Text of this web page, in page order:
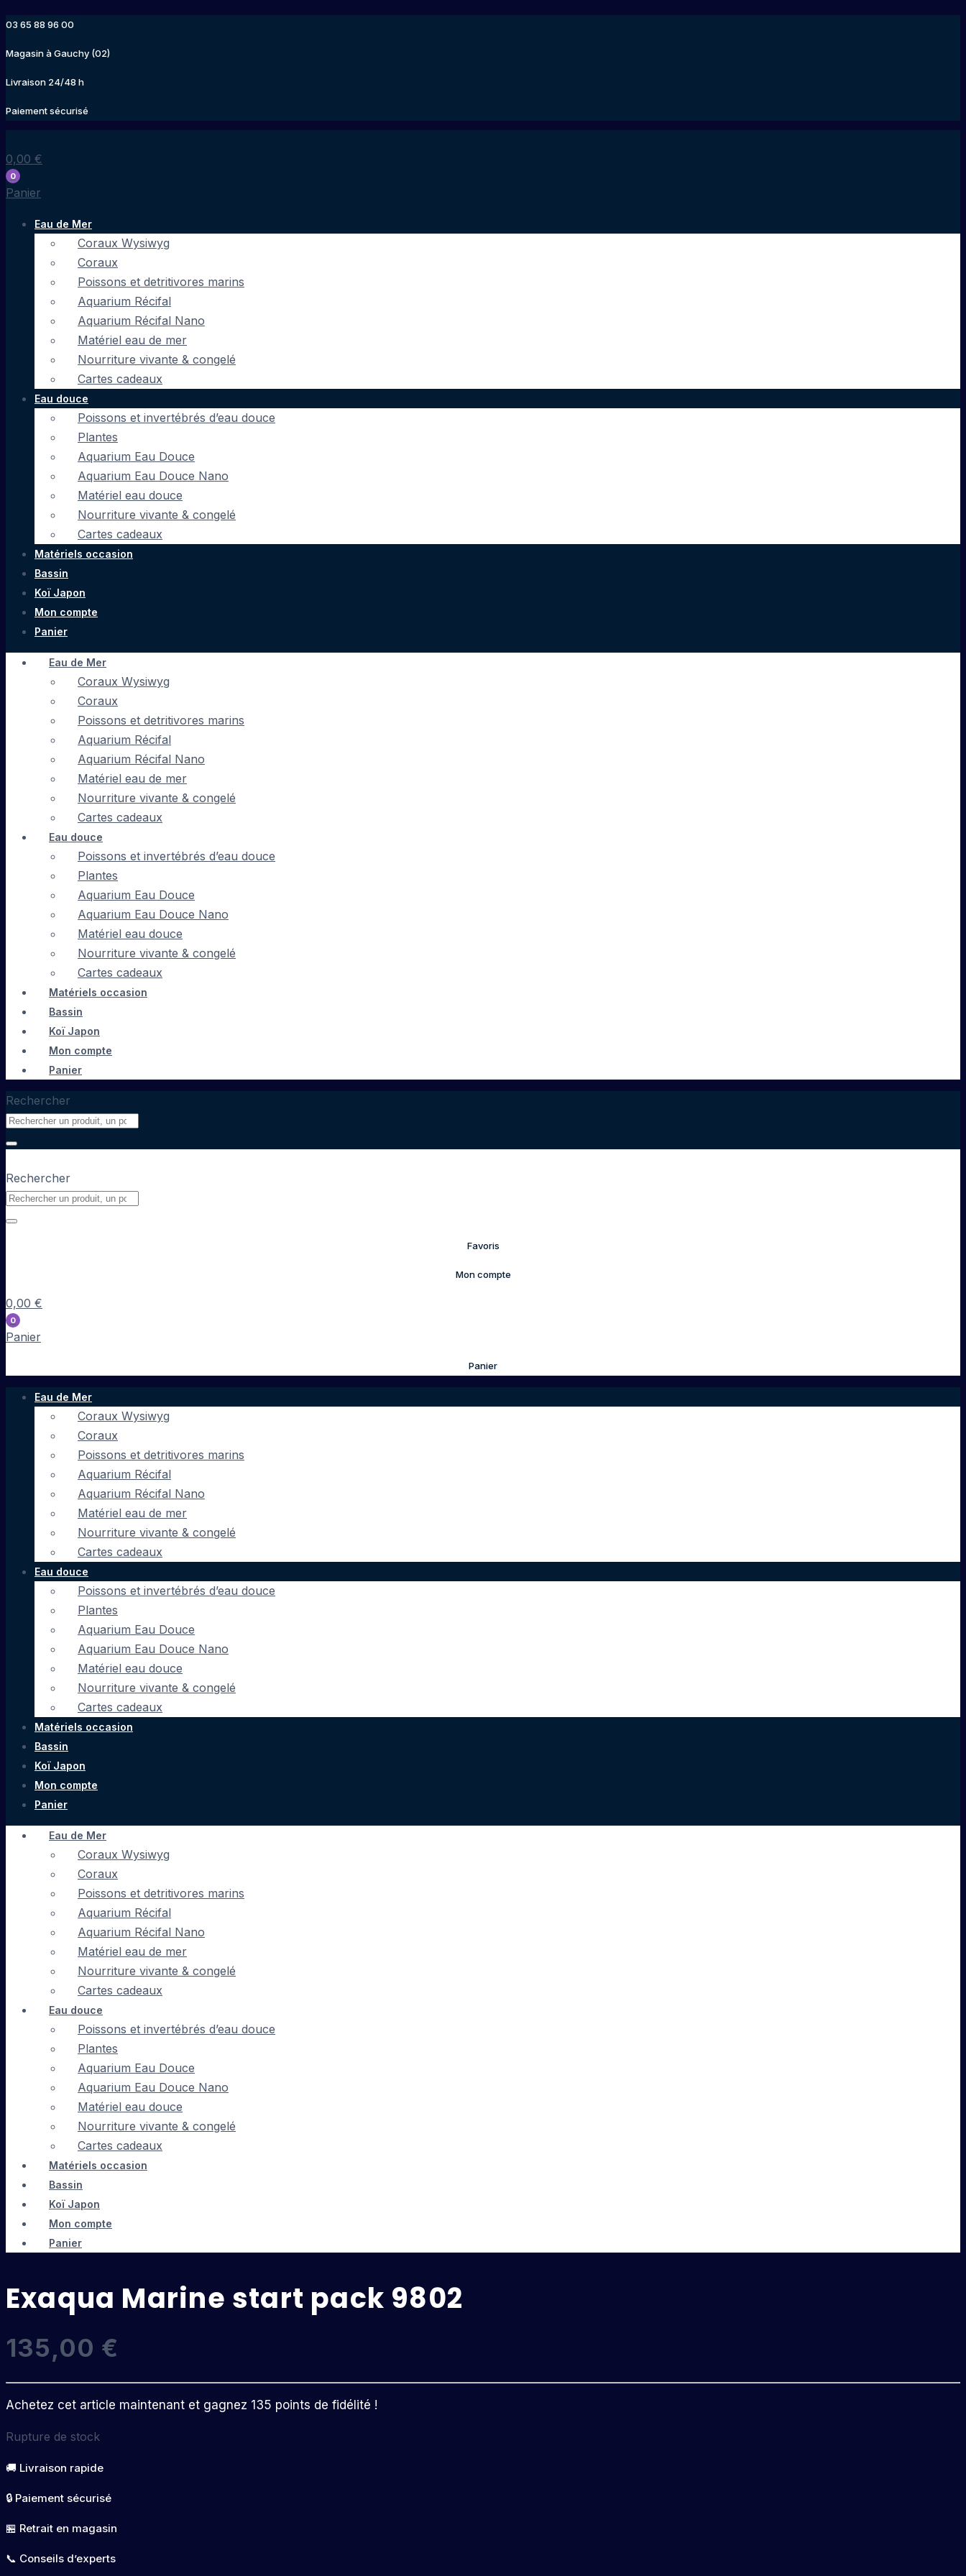
contenu
03 65 88 96 00
Magasin à Gauchy (02)
Livraison 24/48 h
Paiement sécurisé
0,00 €
0
Panier
Eau de Mer
Coraux Wysiwyg
Coraux
Poissons et detritivores marins
Aquarium Récifal
Aquarium Récifal Nano
Matériel eau de mer
Nourriture vivante & congelé
Cartes cadeaux
Eau douce
Poissons et invertébrés d’eau douce
Plantes
Aquarium Eau Douce
Aquarium Eau Douce Nano
Matériel eau douce
Nourriture vivante & congelé
Cartes cadeaux
Matériels occasion
Bassin
Koï Japon
Mon compte
Panier
Eau de Mer
Coraux Wysiwyg
Coraux
Poissons et detritivores marins
Aquarium Récifal
Aquarium Récifal Nano
Matériel eau de mer
Nourriture vivante & congelé
Cartes cadeaux
Eau douce
Poissons et invertébrés d’eau douce
Plantes
Aquarium Eau Douce
Aquarium Eau Douce Nano
Matériel eau douce
Nourriture vivante & congelé
Cartes cadeaux
Matériels occasion
Bassin
Koï Japon
Mon compte
Panier
Rechercher
Rechercher
Favoris
Mon compte
0,00 €
0
Panier
Panier
Eau de Mer
Coraux Wysiwyg
Coraux
Poissons et detritivores marins
Aquarium Récifal
Aquarium Récifal Nano
Matériel eau de mer
Nourriture vivante & congelé
Cartes cadeaux
Eau douce
Poissons et invertébrés d’eau douce
Plantes
Aquarium Eau Douce
Aquarium Eau Douce Nano
Matériel eau douce
Nourriture vivante & congelé
Cartes cadeaux
Matériels occasion
Bassin
Koï Japon
Mon compte
Panier
Eau de Mer
Coraux Wysiwyg
Coraux
Poissons et detritivores marins
Aquarium Récifal
Aquarium Récifal Nano
Matériel eau de mer
Nourriture vivante & congelé
Cartes cadeaux
Eau douce
Poissons et invertébrés d’eau douce
Plantes
Aquarium Eau Douce
Aquarium Eau Douce Nano
Matériel eau douce
Nourriture vivante & congelé
Cartes cadeaux
Matériels occasion
Bassin
Koï Japon
Mon compte
Panier
Exaqua Marine start pack 9802
135,00 €
Achetez cet article maintenant et gagnez 135 points de fidélité !
Rupture de stock
🚚 Livraison rapide
🔒 Paiement sécurisé
🏪 Retrait en magasin
📞 Conseils d’experts